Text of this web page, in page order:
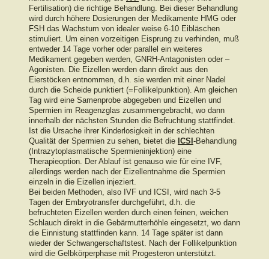
Fertilisation) die richtige Behandlung. Bei dieser Behandlung
wird durch höhere Dosierungen der Medikamente HMG oder
FSH das Wachstum von idealer weise 6-10 Eibläschen
stimuliert. Um einen vorzeitigen Eisprung zu verhinden, muß
entweder 14 Tage vorher oder parallel ein weiteres
Medikament gegeben werden, GNRH-Antagonisten oder –
Agonisten. Die Eizellen werden dann direkt aus den
Eierstöcken entnommen, d.h. sie werden mit einer Nadel
durch die Scheide punktiert (=Follikelpunktion). Am gleichen
Tag wird eine Samenprobe abgegeben und Eizellen und
Spermien im Reagenzglas zusammengebracht, wo dann
innerhalb der nächsten Stunden die Befruchtung stattfindet.
Ist die Ursache ihrer Kinderlosigkeit in der schlechten
Qualität der Spermien zu sehen, bietet die ICSI -Behandlung
(Intrazytoplasmatische Spermieninjektion) eine
Therapieoption. Der Ablauf ist genauso wie für eine IVF,
allerdings werden nach der Eizellentnahme die Spermien
einzeln in die Eizellen injeziert.
Bei beiden Methoden, also IVF und ICSI, wird nach 3-5
Tagen der Embryotransfer durchgeführt, d.h. die
befruchteten Eizellen werden durch einen feinen, weichen
Schlauch direkt in die Gebärmutterhöhle eingesetzt, wo dann
die Einnistung stattfinden kann. 14 Tage später ist dann
wieder der Schwangerschaftstest. Nach der Follikelpunktion
wird die Gelbkörperphase mit Progesteron unterstützt.